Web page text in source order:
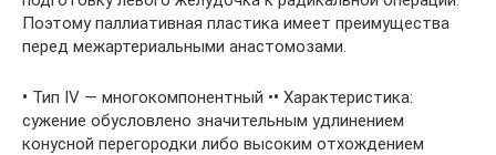
Поэтому паллиативная пластика имеет преимущества
перед межартериальными анастомозами.
• Тип IV — многокомпонентный •• Характеристика:
сужение обусловлено значительным удлинением
конусной перегородки либо высоким отхождением